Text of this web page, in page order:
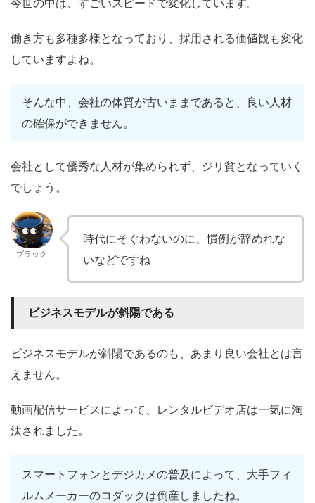
今世の中は、すごいスピードで変化しています。
働き方も多種多様となっており、採用される価値観も変化
していますよね。
そんな中、会社の体質が古いままであると、良い人材
の確保ができません。
会社として優秀な人材が集められず、ジリ貧となっていく
でしょう。
ブラック
時代にそぐわないのに、慣例が辞めれな
いなどですね
ビジネスモデルが斜陽である
ビジネスモデルが斜陽であるのも、あまり良い会社とは言
えません。
動画配信サービスによって、レンタルビデオ店は一気に淘
汰されました。
スマートフォンとデジカメの普及によって、大手フィ
ルムメーカーのコダックは倒産しましたね。